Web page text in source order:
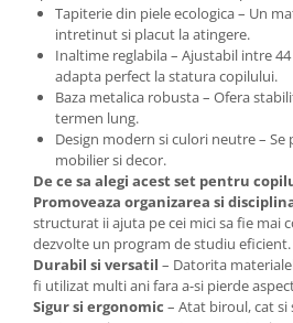
Tapiterie din piele ecologica – Un
intretinut si placut la atingere.
Inaltime reglabila – Ajustabil intre
adapta perfect la statura copilului.
Baza metalica robusta – Ofera
termen lung.
Design modern si culori neutre –
mobilier si decor.
De ce sa alegi acest set pentru
Promoveaza organizarea si
structurat ii ajuta pe cei mici sa fie mai
dezvolte un program de studiu eficient.
Durabil si versatil – Datorita
fi utilizat multi ani fara a-si pierde
Sigur si ergonomic – Atat biroul, cat